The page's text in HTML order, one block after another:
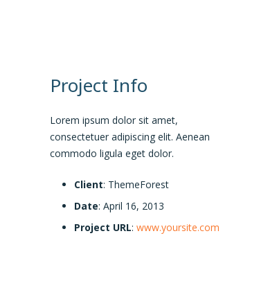
Project Info
Lorem ipsum dolor sit amet,
consectetuer adipiscing elit. Aenean
commodo ligula eget dolor.
Client: ThemeForest
Date: April 16, 2013
Project URL: www.yoursite.com